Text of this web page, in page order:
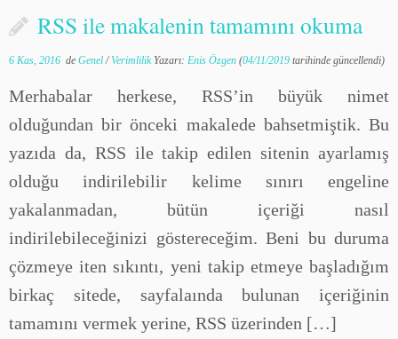
RSS ile makalenin tamamını okuma
6 Kas, 2016 de Genel/Verimlilik Yazarı: Enis Özgen (04/11/2019 tarihinde güncellendi)
Merhabalar herkese, RSS’in büyük nimet
olduğundan bir önceki makalede bahsetmiştik. Bu
yazıda da, RSS ile takip edilen sitenin ayarlamış
olduğu indirilebilir kelime sınırı engeline
yakalanmadan, bütün içeriği nasıl
indirilebileceğinizi göstereceğim. Beni bu duruma
çözmeye iten sıkıntı, yeni takip etmeye başladığım
birkaç sitede, sayfalaında bulunan içeriğinin
tamamını vermek yerine, RSS üzerinden […]